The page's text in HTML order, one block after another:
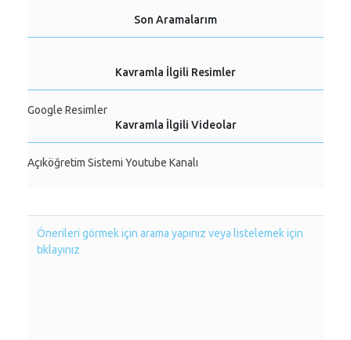
Son Aramalarım
Kavramla İlgili Resimler
Google Resimler
Kavramla İlgili Videolar
Açıköğretim Sistemi Youtube Kanalı
Önerileri görmek için arama yapınız veya listelemek için
tıklayınız